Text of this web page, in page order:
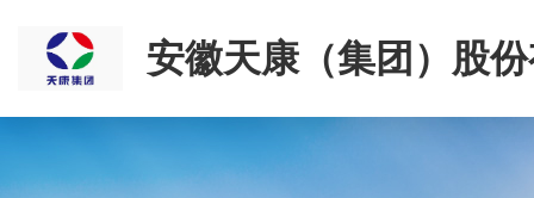
安徽天康（集团）股
司